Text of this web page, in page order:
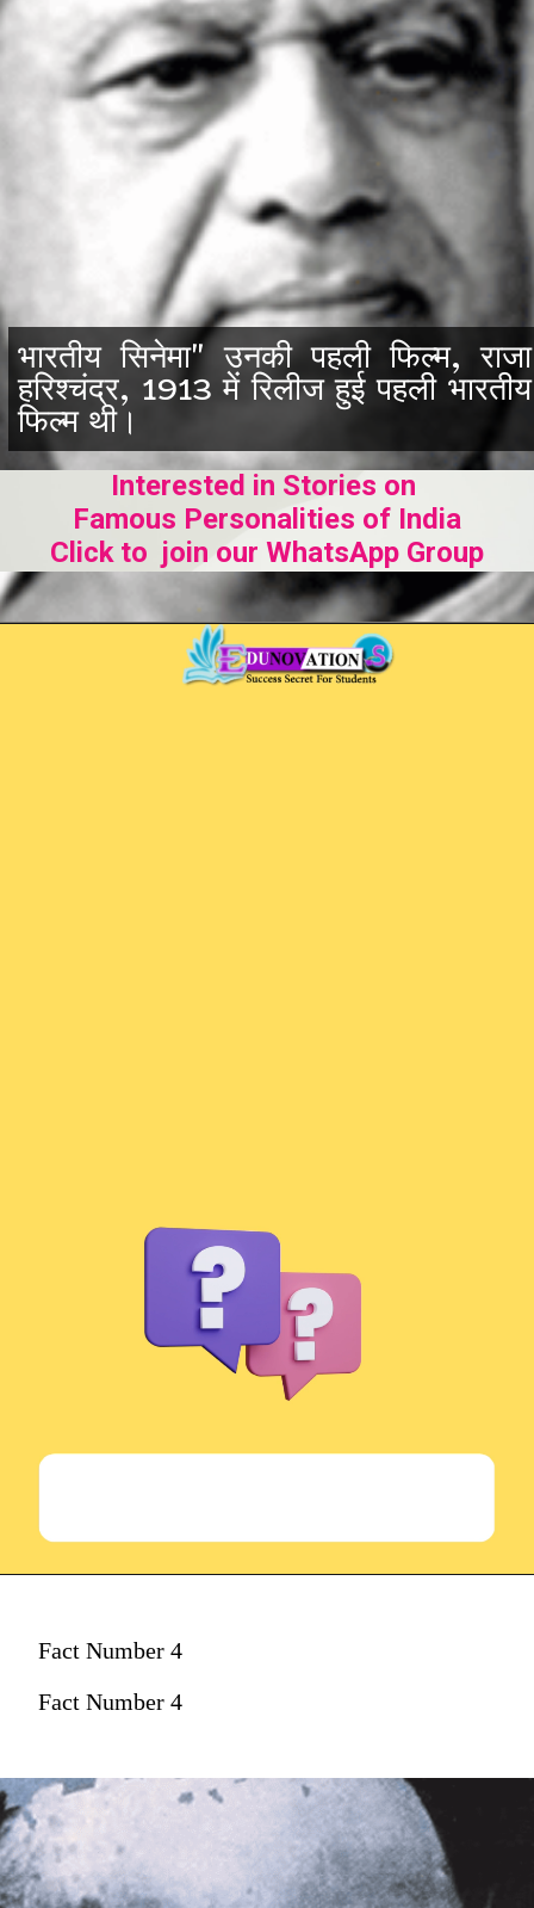
भारतीय सिनेमा" उनकी पहली फिल्म, राजा
हरिश्चंद्र, 1913 में रिलीज हुई पहली भारतीय
फिल्म थी।
Interested in Stories on
Famous Personalities of India
Click to join our WhatsApp Group
Fact Number 4
Fact Number 4